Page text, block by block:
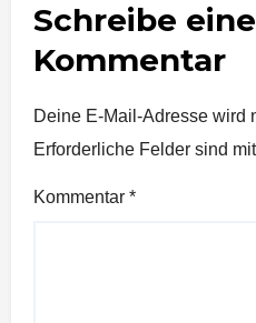
Schreibe
Kommentar
Deine E-Mail-Adresse wird
Erforderliche Felder sind mit
Kommentar *